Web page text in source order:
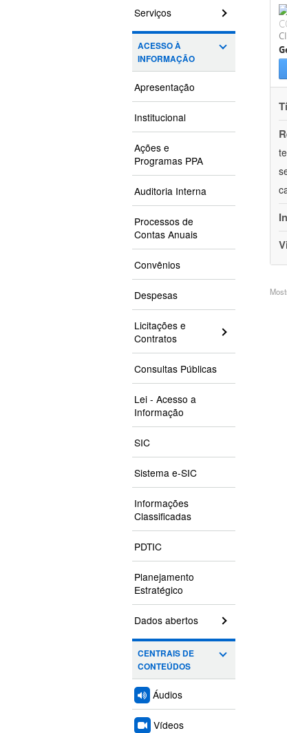
Serviços
ACESSO À
INFORMAÇÃO
Apresentação
Institucional
Ações e
Programas PPA
Auditoria Interna
Processos de
Contas Anuais
Convênios
Despesas
Licitações e
Contratos
Consultas Públicas
Lei - Acesso a
Informação
SIC
Sistema e-SIC
Informações
Classificadas
PDTIC
Planejamento
Estratégico
Dados abertos
CENTRAIS DE
CONTEÚDOS
Áudios
Vídeos